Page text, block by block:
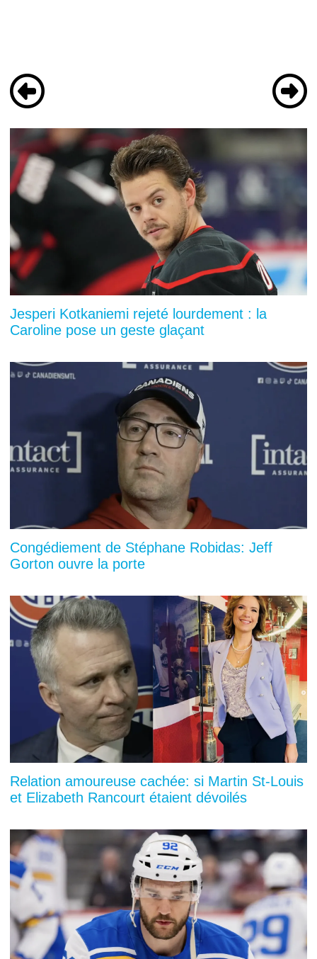
Jesperi Kotkaniemi rejeté lourdement : la
Caroline pose un geste glaçant
Congédiement de Stéphane Robidas: Jeff
Gorton ouvre la porte
Relation amoureuse cachée: si Martin St-Louis
et Elizabeth Rancourt étaient dévoilés